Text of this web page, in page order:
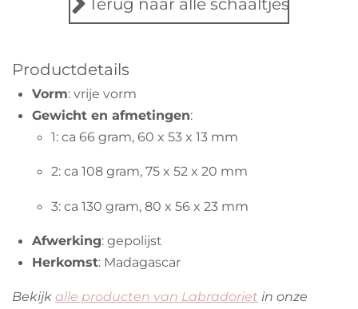
s
e
e
n
r
n
r
n
r
n
Productdetails
Vorm: vrije vorm
Gewicht en afmetingen:
1: ca 66 gram, 60 x 53 x 13 mm
2: ca 108 gram, 75 x 52 x 20 mm
3: ca 130 gram, 80 x 56 x 23 mm
Afwerking: gepolijst
Herkomst: Madagascar
Bekijk alle producten van Labradoriet in onze